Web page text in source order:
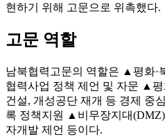
현하기 위해 고문으로 위촉했다.
고문 역할
남북협력고문의 역할은 ▲평화·
협력사업 정책 제언 및 자문 ▲
건설, 개성공단 재개 등 경제 중
록 정책지원 ▲비무장지대
자개발 제언 등이다.